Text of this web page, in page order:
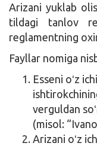
Arizani yuklab
tildagi tanlov
reglamentning
Fayllar nomiga
Esseni oʻz
verguldan
(misol:
Arizani oʻz